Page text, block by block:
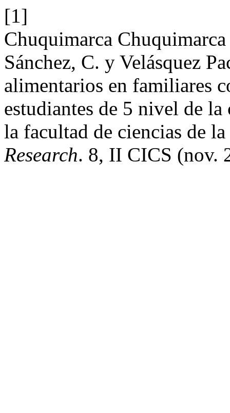
[1]
Chuquimarca
Sánchez, C. y Velásquez
alimentarios en familiares
estudiantes de 5 nivel de
la facultad de ciencias de
Research. 8, II CICS (nov.